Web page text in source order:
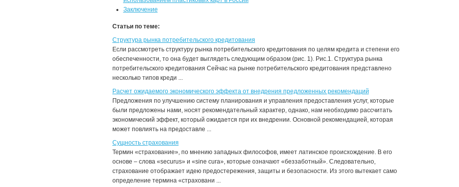
Заключение
Статьи по теме:
Структура рынка потребительского кредитования
Если рассмотреть структуру рынка потребительского кредитования по целям кредита и степени его
обеспеченности, то она будет выглядеть следующим образом (рис. 1). Рис.1. Структура рынка
потребительского кредитования Сейчас на рынке потребительского кредитования представлено
несколько типов креди ...
Расчет ожидаемого экономического эффекта от внедрения предложенных рекомендаций
Предложения по улучшению систему планирования и управления предоставления услуг, которые
были предложены нами, носят рекомендательный характер, однако, нам необходимо рассчитать
экономический эффект, который ожидается при их внедрении. Основной рекомендацией, которая
может повлиять на предоставле ...
Сущность страхования
Термин «страхование», по мнению западных философов, имеет латинское происхождение. В его
основе – слова «securus» и «sine cura», которые означают «беззаботный». Следовательно,
страхование отображает идею предостережения, защиты и безопасности. Из этого вытекает само
определение термина «страховани ...